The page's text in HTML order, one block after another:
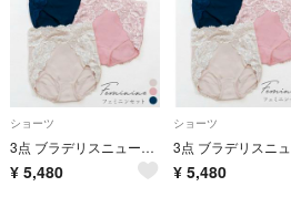
ショーツ
3点 ブラデリスニューヨーク おしりPラインヒップラップショーツ25 L フェミニンセット
¥ 5,480
ショーツ
¥ 5,480